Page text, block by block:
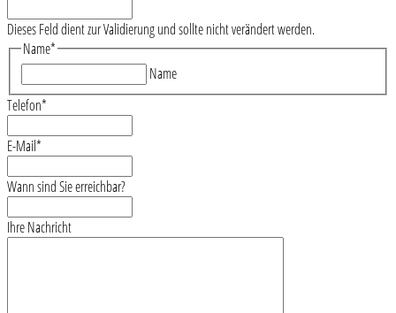
Dieses Feld dient zur Validierung und sollte nicht verändert werden.
Name*
Name
Telefon*
E-Mail*
Wann sind Sie erreichbar?
Ihre Nachricht